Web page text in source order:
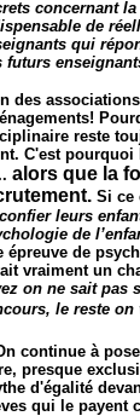
concernant
de
qui
futurs
des
reste
C'est pourquoi
alors que la
Si ce
leurs
de
épreuve de
vraiment un
on ne sait pas
le reste on
continue à
presque
d'égalité
qui le payent